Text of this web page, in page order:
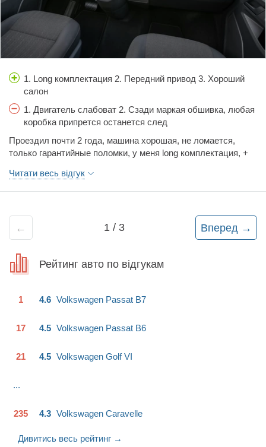
Рейтинг авто по відгукам
1 Volkswagen Passat B7
4.6
17 Volkswagen Passat B6
4.5
21 Volkswagen Golf VI
4.5
...
235 Volkswagen Caravelle
4.3
Дивитись весь рейтинг →
опять поменяли сцепление и уже на сегодняшний день 4
сцепление жуть, А еще летели постоянно заднии
ступичные подшипники аааа да забыл сказать что друг мой
коммерсант и возит он на ней много от сюда и километраж,
так вот купив оригинальные ступичные подшипники
проблема ушла пока на долго нет не знаю. Так что судите
сами хороша или нет но по мне так она слишком уж часто
ломается, да еше забыл сказать что она была 5
цилиндровая тоже то еше чуда как довно я заметил что
такие двигателя плохо ходят и на этой машине это не
исключение да да менели двигатель потому что застучал.
Не знаю но я бы не стал его брать.
1. Long комплектация 2. Передний привод 3. Хороший
салон
1. Двигатель слабоват 2. Сзади маркая обшивка, любая
коробка припрется останется след
Проездил почти 2 года, машина хорошая, не ломается,
только гарантийные поломки, у меня long комплектация, +
креплений не видно, машину люблю душой.
Читати весь відгук
← 1/ 3 Вперед →